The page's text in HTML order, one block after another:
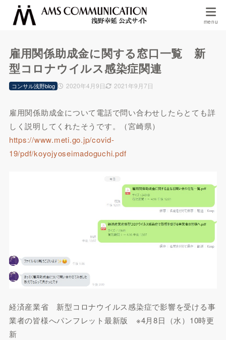
雇用関係助成金に関する窓口一覧 新
型コロナウイルス感染症関連
2020年4月9日 2021年9月7日
コンサル浅野blog
雇用関係助成金について電話で問い合わせしたらとても詳
しく説明してくれたそうです。（宮崎県）
https://www.meti.go.jp/covid-
19/pdf/koyojyoseimadoguchi.pdf
経済産業省 新型コロナウイルス感染症で影響を受ける事
業者の皆様へパンフレット最新版 ※4月8日（水）10時更
新